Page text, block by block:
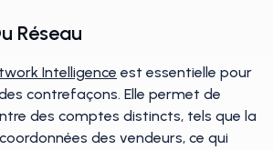
Réseau
Intelligence est essentielle pour
contrefaçons. Elle permet de
des comptes distincts, tels que la
des vendeurs, ce qui